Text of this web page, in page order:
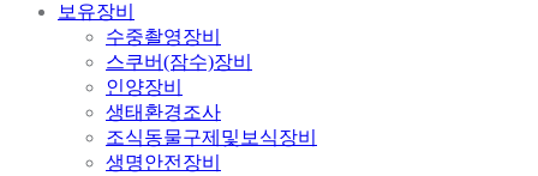
보유장비
수중촬영장비
스쿠버(잠수)장비
인양장비
생태환경조사
조식동물구제및보식장비
생명안전장비